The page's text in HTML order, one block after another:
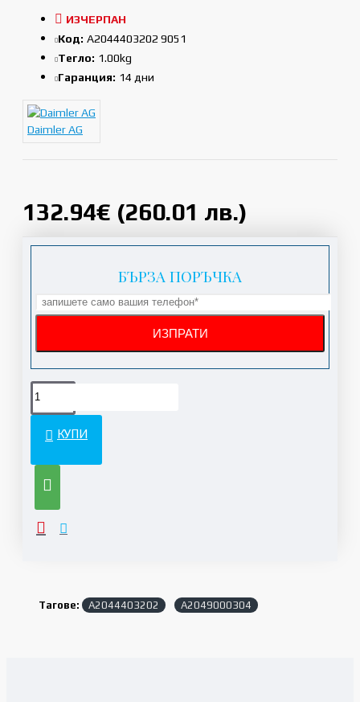
132.94€ (260.01 лв.)
ИЗЧЕРПАН
Код: A2044403202 9051
Тегло: 1.00kg
Гаранция: 14 дни
Daimler AG
БЪРЗА ПОРЪЧКА
КУПИ
Тагове: A2044403202 A2049000304